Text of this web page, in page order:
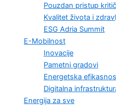
Pouzdan pristup
Kvalitet života i
ESG Adria Summit
E-Mobilnost
Inovacije
Pametni gradovi
Energetska
Digitalna
Energija za sve